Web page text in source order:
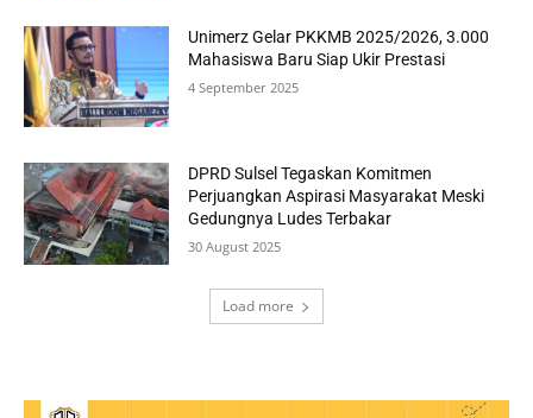
Unimerz Gelar PKKMB 2025/2026, 3.000
Mahasiswa Baru Siap Ukir Prestasi
4 September 2025
DPRD Sulsel Tegaskan Komitmen
Perjuangkan Aspirasi Masyarakat Meski
Gedungnya Ludes Terbakar
30 August 2025
Load more